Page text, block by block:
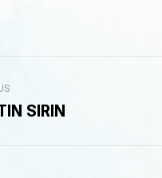
SIRIN